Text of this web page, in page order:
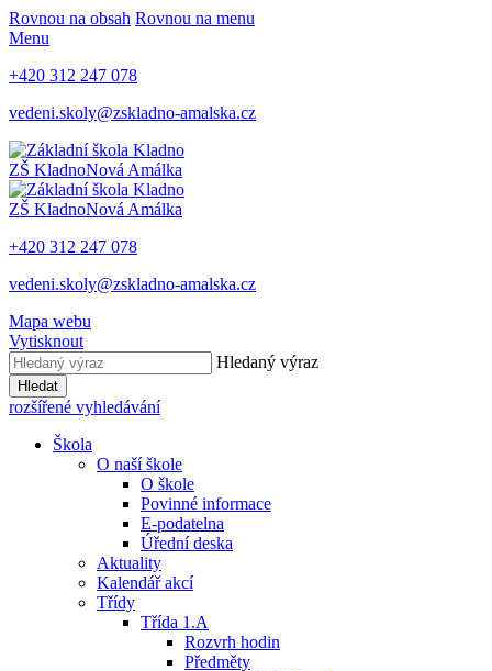
Rovnou na obsah Rovnou na menu
Menu
+420 312 247 078
vedeni.skoly@zskladno-amalska.cz
ZŠ KladnoNová Amálka
ZŠ KladnoNová Amálka
+420 312 247 078
vedeni.skoly@zskladno-amalska.cz
Mapa webu
Vytisknout
Hledaný výraz
Hledat
rozšířené vyhledávání
Škola
O naší škole
O škole
Povinné informace
E-podatelna
Úřední deska
Aktuality
Kalendář akcí
Třídy
Třída 1.A
Rozvrh hodin
Předměty